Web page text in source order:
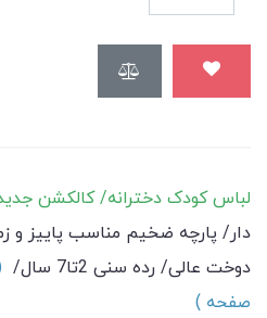
لباس کودک دخترانه/ کالکشن جدید
دار/ پارچه ضخیم مناسب پاییز و
دوخت عالی/ رده سنی 2تا7 سال/
صفحه )